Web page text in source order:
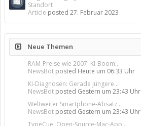
Standort
Article posted 27. Februar 2023
Neue Themen
RAM-Preise wie 2007: KI-Boom...
NewsBot posted Heute um 06:33 Uhr
KI-Diagnosen: Gerade jüngere...
NewsBot posted Gestern um 23:43 Uhr
Weltweiter Smartphone-Absatz...
NewsBot posted Gestern um 23:43 Uhr
TypeCue: Open-Source-Mac-App...